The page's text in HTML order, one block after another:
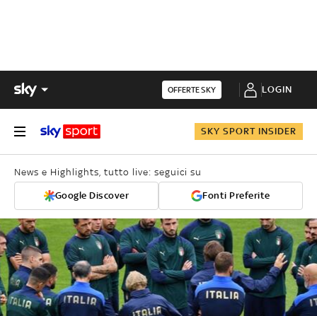
OFFERTE SKY LOGIN
SKY SPORT INSIDER
News e Highlights, tutto live: seguici su
Google Discover Fonti Preferite